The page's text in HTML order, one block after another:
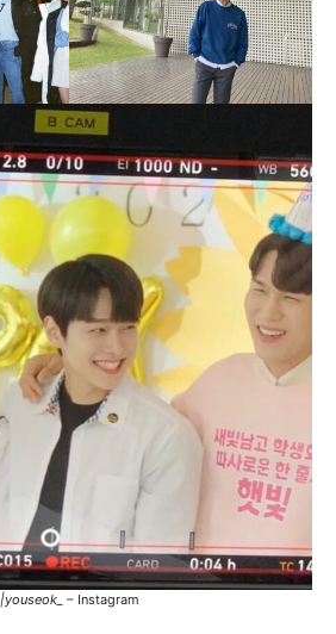
|youseok_ – Instagram